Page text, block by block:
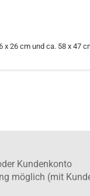
x 26 cm und ca. 58 x 47
Kundenkonto
möglich (mit